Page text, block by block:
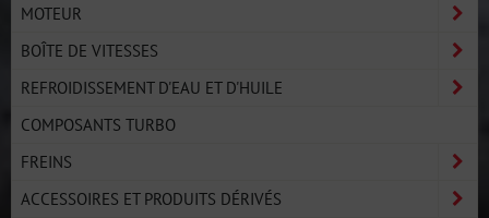
MOTEUR
BOÎTE DE VITESSES
REFROIDISSEMENT D'EAU ET D'HUILE
COMPOSANTS TURBO
FREINS
ACCESSOIRES ET PRODUITS DÉRIVÉS